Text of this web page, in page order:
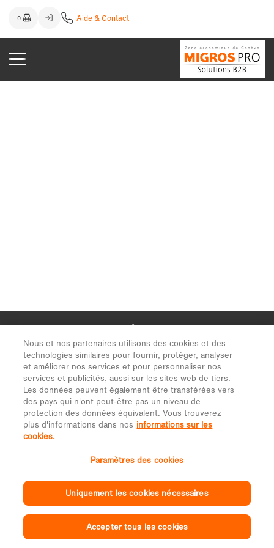
Nous et nos partenaires utilisons des cookies et des
technologies similaires pour fournir, protéger, analyser
et améliorer nos services et pour personnaliser nos
services et publicités, aussi sur les sites web de tiers.
Les données peuvent également être transférées vers
des pays qui n'ont peut-être pas un niveau de
protection des données équivalent. Vous trouverez
plus d'informations dans nos informations sur les
cookies.
Paramètres des cookies
Uniquement les cookies nécessaires
Accepter tous les cookies